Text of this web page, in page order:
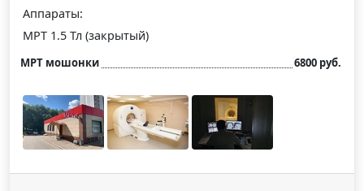
Аппараты:
МРТ 1.5 Тл (закрытый)
МРТ мошонки 6800 руб.